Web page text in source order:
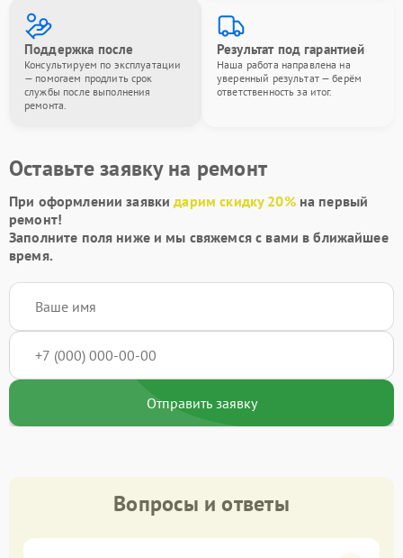
Поддержка после
Консультируем по эксплуатации
— помогаем продлить срок
службы после выполнения
ремонта.
Результат под гарантией
Наша работа направлена на
уверенный результат — берём
ответственность за итог.
Оставьте заявку на ремонт
При оформлении заявкидарим скидку 20%на первый
ремонт!
Заполните поля ниже и мы свяжемся с вами в ближайшее
время.
Отправить заявку
Вопросы и ответы